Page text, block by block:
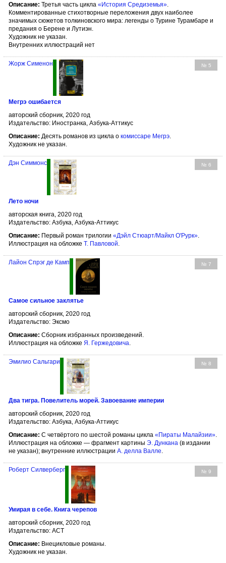
Описание: Третья часть цикла «История Средиземья»
Комментированные стихотворные переложения двух наиболее
значимых сюжетов толкиновского мира: легенды о Турине Турамбаре и
предания о Берене и Лутиэн.
Художник не указан.
Внутренних иллюстраций нет
№ 5
Жорж Сименон
Мегрэ ошибается
авторский сборник, 2020 год
Издательство: Иностранка, Азбука-Аттикус
Описание: Десять романов из цикла о комиссаре Мегрэ
Художник не указан.
№ 6
Дэн Симмонс
Лето ночи
авторская книга, 2020 год
Издательство: Азбука, Азбука-Аттикус
Описание: Первый роман трилогии «Дэйл Стюарт/Майкл О'Рурк».
Иллюстрация на обложке Т. Павловой.
№ 7
Лайон Спрэг де Камп
Самое сильное заклятье
авторский сборник, 2020 год
Издательство: Эксмо
Описание: Сборник избранных произведений.
Иллюстрация на обложке Я. Гержедовича.
№ 8
Эмилио Сальгари
Два тигра. Повелитель морей. Завоевание империи
авторский сборник, 2020 год
Издательство: Азбука, Азбука-Аттикус
Описание: С четвёртого по шестой романы цикла «Пираты Малайзии».
Иллюстрация на обложке — фрагмент картины Э. Дункана (в издании
не указан); внутренние иллюстрации А. делла Валле.
№ 9
Роберт Силверберг
Умирая в себе. Книга черепов
авторский сборник, 2020 год
Издательство: АСТ
Описание: Внецикловые романы.
Художник не указан.